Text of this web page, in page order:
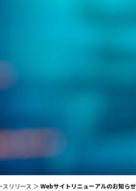
スリリース Webサイトリニューアルのお知らせ